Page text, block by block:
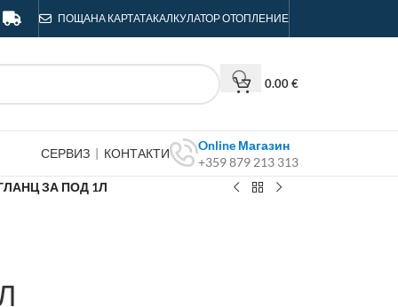
ПОЩАНА КАРТАТАКАЛКУЛАТОР ОТОПЛЕНИЕ
0.00€
СЕРВИЗ | КОНТАКТИ
Online Магазин
+359 879 213 313
ЗА ПОД 1Л